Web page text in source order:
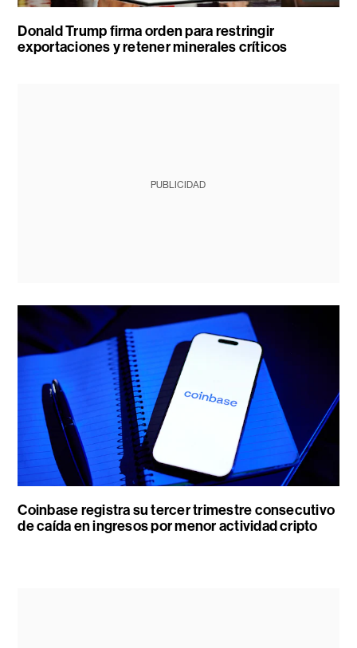
Donald Trump firma orden para restringir
exportaciones y retener minerales críticos
PUBLICIDAD
Coinbase registra su tercer trimestre consecutivo
de caída en ingresos por menor actividad cripto